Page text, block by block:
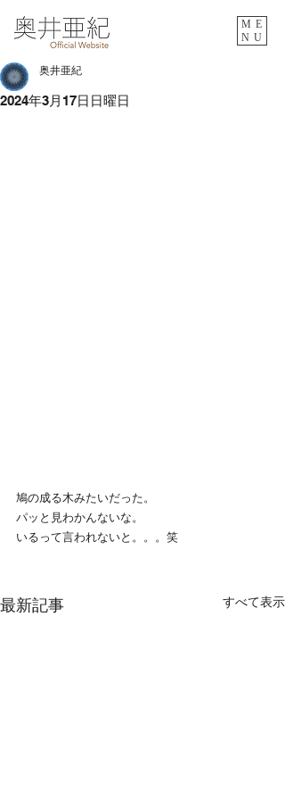
ME
NU
2024年3月17日日曜日
奥井亜紀
鳩の成る木みたいだった。
パッと見わかんないな。
いるって言われないと。。。笑
最新記事 すべて表示